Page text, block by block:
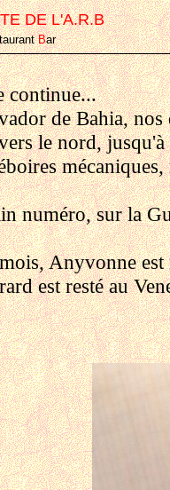
DE L'A.R.B
Bar
continue...
de Bahia,
le nord,
numéro, sur la
Anyvonne est
est resté au